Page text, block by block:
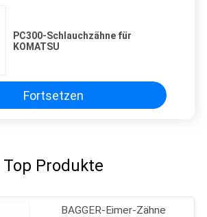
PC300-Schlauchzähne für
KOMATSU
Fortsetzen
Top Produkte
BAGGER-Eimer-Zähne